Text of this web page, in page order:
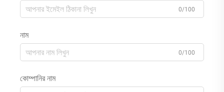
0/100
নাম
0/100
কোম্পানির নাম